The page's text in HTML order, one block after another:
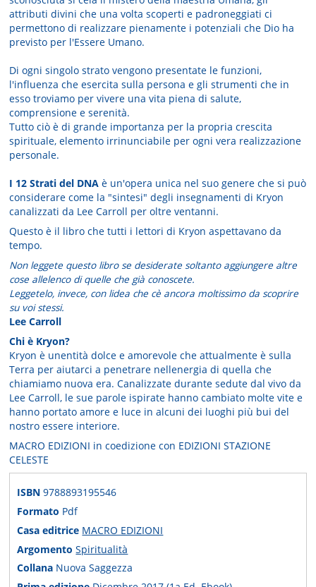
attributi divini che una volta scoperti e padroneggiati ci
permettono di realizzare pienamente i potenziali che Dio ha
previsto per l'Essere Umano.
Di ogni singolo strato vengono presentate le funzioni,
l'influenza che esercita sulla persona e gli strumenti che in
esso troviamo per vivere una vita piena di salute,
comprensione e serenità.
Tutto ciò è di grande importanza per la propria crescita
spirituale, elemento irrinunciabile per ogni vera realizzazione
personale.
I 12 Strati del DNA è un'opera unica nel suo genere che si può
considerare come la "sintesi" degli insegnamenti di Kryon
canalizzati da Lee Carroll per oltre ventanni.
Questo è il libro che tutti i lettori di Kryon aspettavano da
tempo.
Non leggete questo libro se desiderate soltanto aggiungere altre
cose allelenco di quelle che già conoscete.
Leggetelo, invece, con lidea che cè ancora moltissimo da scoprire
su voi stessi.
Lee Carroll
Chi è Kryon?
Kryon è unentità dolce e amorevole che attualmente è sulla
Terra per aiutarci a penetrare nellenergia di quella che
chiamiamo nuova era. Canalizzate durante sedute dal vivo da
Lee Carroll, le sue parole ispirate hanno cambiato molte vite e
hanno portato amore e luce in alcuni dei luoghi più bui del
nostro essere interiore.
MACRO EDIZIONI in coedizione con EDIZIONI STAZIONE
CELESTE
ISBN9788893195546
Formato Pdf
Casa editrice MACRO EDIZIONI
ArgomentoSpiritualità
Collana Nuova Saggezza